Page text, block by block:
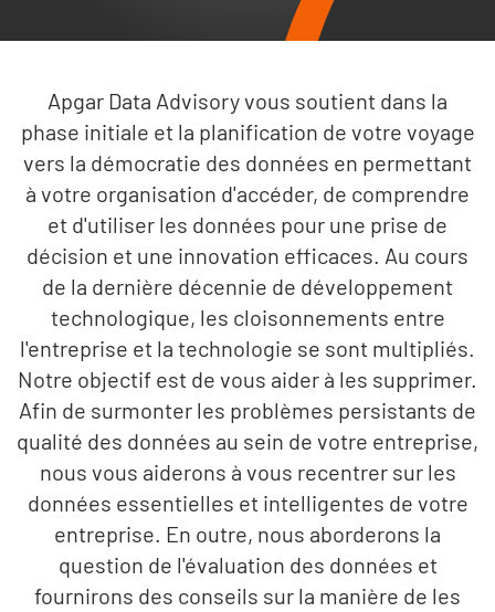
Apgar Data Advisory vous soutient dans la
phase initiale et la planification de votre voyage
vers la démocratie des données en permettant
à votre organisation d'accéder, de comprendre
et d'utiliser les données pour une prise de
décision et une innovation efficaces. Au cours
de la dernière décennie de développement
technologique, les cloisonnements entre
l'entreprise et la technologie se sont multipliés.
Notre objectif est de vous aider à les supprimer.
Afin de surmonter les problèmes persistants de
qualité des données au sein de votre entreprise,
nous vous aiderons à vous recentrer sur les
données essentielles et intelligentes de votre
entreprise. En outre, nous aborderons la
question de l'évaluation des données et
fournirons des conseils sur la manière de les